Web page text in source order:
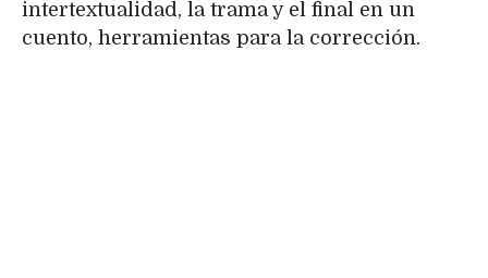
intertextualidad, la trama y el final en un
cuento, herramientas para la corrección.